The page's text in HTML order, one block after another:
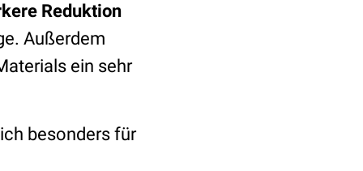
Reduktion
Außerdem
ein sehr
besonders für